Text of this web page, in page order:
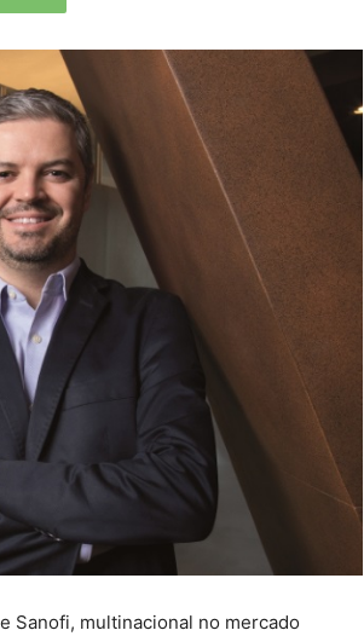
Sanofi, multinacional no mercado